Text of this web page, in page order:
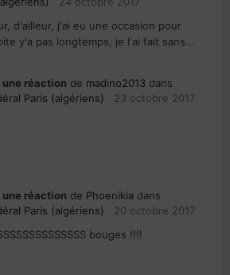
d'ailleur, j'ai eu une occasion pour
y'a pas longtemps, je l'ai fait sans...
une réaction de madino2013 dans
Paris (algériens)
23 octobre 2017
une réaction de Phoenikia dans
Paris (algériens)
20 octobre 2017
bouges !!!!